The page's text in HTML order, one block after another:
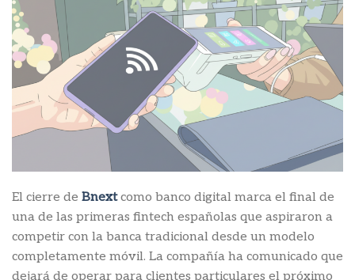
El cierre de Bnextcomo banco digital marca el final de
una de las primeras fintech españolas que aspiraron a
competir con la banca tradicional desde un modelo
completamente móvil. La compañía ha comunicado que
dejará de operar para clientes particulares el próximo